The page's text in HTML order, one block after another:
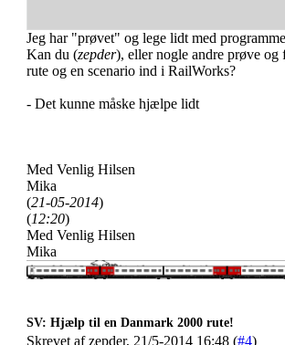
Jeg har "prøvet" og lege lidt med
Kan du (zepder), eller nogle andre prøve
rute og en scenario ind i RailWorks?
- Det kunne måske hjælpe lidt
Med Venlig Hilsen
Mika
(21-05-2014)
(12:20)
Med Venlig Hilsen
Mika
SV: Hjælp til en Danmark 2000 rute!
Skrevet af zepder, 21/5-2014 16:48 (#4)